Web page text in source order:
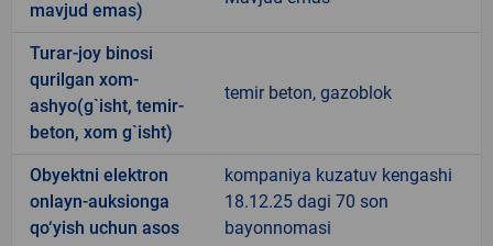
mavjud emas)
Turar-joy binosi
qurilgan xom-
ashyo(g`isht, temir-
beton, xom g`isht)
temir beton, gazoblok
Obyektni elektron
onlayn-auksionga
qo‘yish uchun asos
kompaniya kuzatuv kengashi
18.12.25 dagi 70 son
bayonnomasi